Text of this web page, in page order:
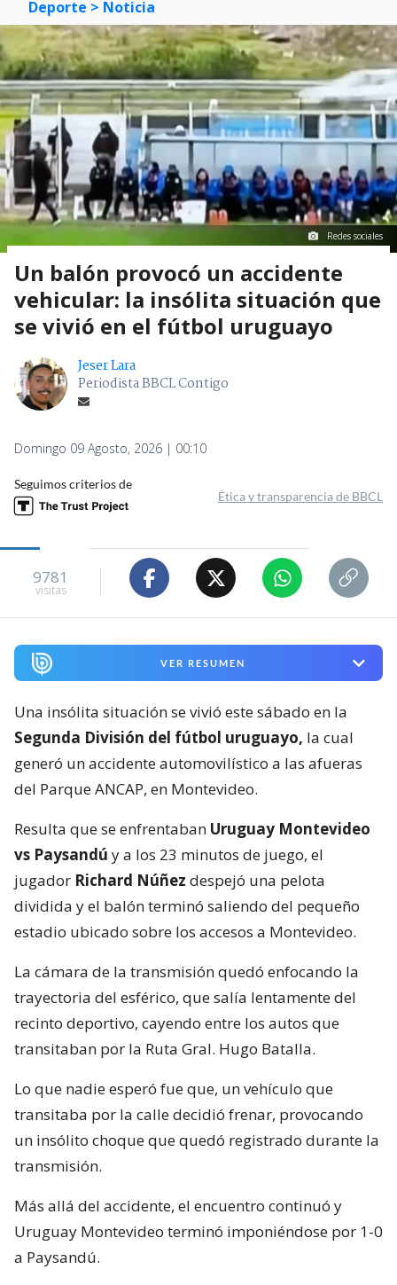
Deporte > Noticia
Redes sociales
Un balón provocó un accidente
vehicular: la insólita situación que
se vivió en el fútbol uruguayo
Jeser Lara
Periodista BBCL Contigo
Domingo 09 Agosto, 2026 | 00:10
Seguimos criterios de
Ética y transparencia de BBCL
9781
visitas
VER RESUMEN
Una insólita situación se vivió este sábado en la
Segunda División del fútbol uruguayo, la cual
generó un accidente automovilístico a las afueras
del Parque ANCAP, en Montevideo.
Resulta que se enfrentaban Uruguay Montevideo
vs Paysandú y a los 23 minutos de juego, el
jugador Richard Núñez despejó una pelota
dividida y el balón terminó saliendo del pequeño
estadio ubicado sobre los accesos a Montevideo.
La cámara de la transmisión quedó enfocando la
trayectoria del esférico, que salía lentamente del
recinto deportivo, cayendo entre los autos que
transitaban por la Ruta Gral. Hugo Batalla.
Lo que nadie esperó fue que, un vehículo que
transitaba por la calle decidió frenar, provocando
un insólito choque que quedó registrado durante la
transmisión.
Más allá del accidente, el encuentro continuó y
Uruguay Montevideo terminó imponiéndose por 1-0
a Paysandú.